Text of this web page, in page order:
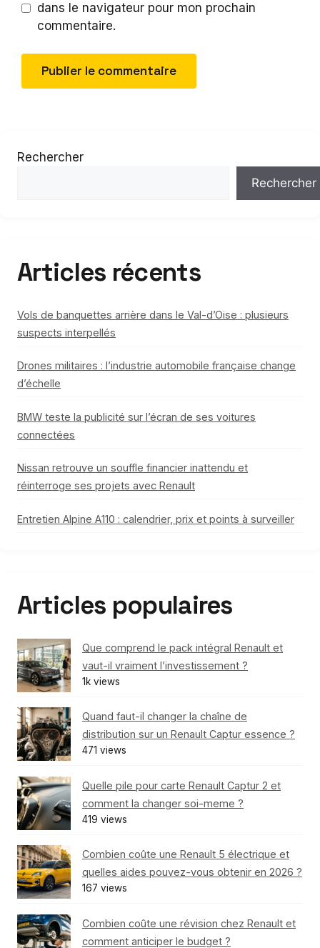
dans le navigateur pour mon prochain
commentaire.
Rechercher
Rechercher
Articles récents
Vols de banquettes arrière dans le Val-d’Oise : plusieurs
suspects interpellés
Drones militaires : l’industrie automobile française change
d’échelle
BMW teste la publicité sur l’écran de ses voitures
connectées
Nissan retrouve un souffle financier inattendu et
réinterroge ses projets avec Renault
Entretien Alpine A110 : calendrier, prix et points à surveiller
Articles populaires
Que comprend le pack intégral Renault et
vaut-il vraiment l’investissement ?
1k views
Quand faut-il changer la chaîne de
distribution sur un Renault Captur essence ?
471 views
Quelle pile pour carte Renault Captur 2 et
comment la changer soi-meme ?
419 views
Combien coûte une Renault 5 électrique et
quelles aides pouvez-vous obtenir en 2026 ?
167 views
Combien coûte une révision chez Renault et
comment anticiper le budget ?